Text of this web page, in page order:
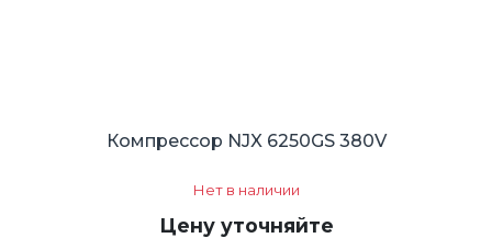
Компрессор NJX 6250GS 380V
Нет в наличии
Цену уточняйте